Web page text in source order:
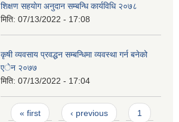
शिक्षण सहयाेग अनुदान सम्बन्धि कार्यविधि २०७८
मिति: 07/13/2022 - 17:08
कृषी व्यवसाय प्रवद्धन सम्बन्धिमा व्यवस्था गर्न बनेको
एेन २०७७
मिति: 07/13/2022 - 17:04
Pages
« first ‹ previous 1